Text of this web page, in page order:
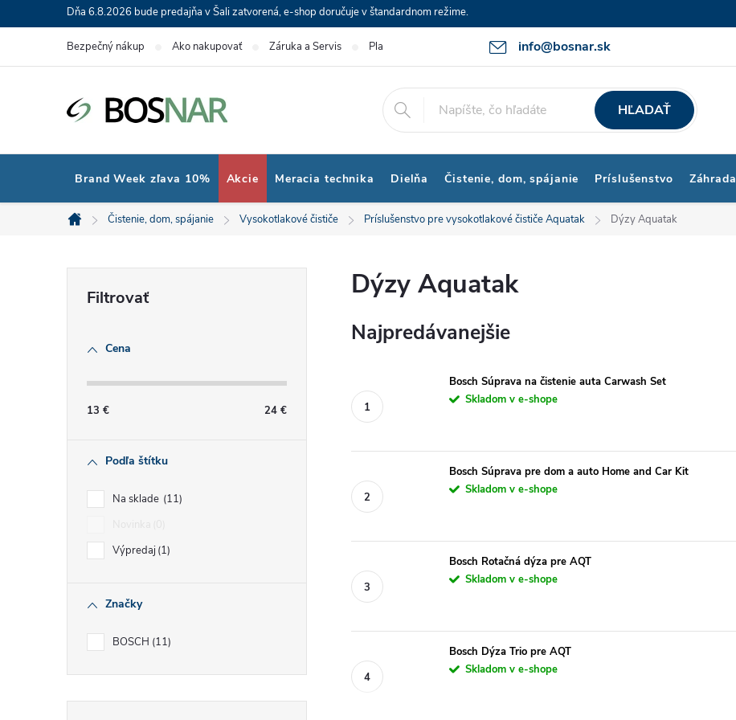
na
Dňa 6.8.2026 bude predajňa v Šali zatvorená, e-shop doručuje v štandardnom režime.
info@bosnar.sk
Bezpečný nákup Ako nakupovať Záruka a Servis Platby a Doprava Kontakty Obchodné podmienky
HĽADAŤ
Brand Week zľava 10% Akcie Meracia technika Dielňa Čistenie, dom, spájanie Príslušenstvo Záhrada
Domov
Čistenie, dom, spájanie Vysokotlakové čističe Príslušenstvo pre vysokotlakové čističe Aquatak Dýzy Aquatak
Cena
13 € 24 €
Podľa štítku
Na sklade 11
Výpredaj 1
Značky
BOSCH 11
Dýzy Aquatak
Najpredávanejšie
Bosch Súprava na čistenie auta Carwash Set
Skladom v e-shope
Bosch Súprava pre dom a auto Home and Car Kit
Skladom v e-shope
Bosch Rotačná dýza pre AQT
Skladom v e-shope
Bosch Dýza Trio pre AQT
Skladom v e-shope